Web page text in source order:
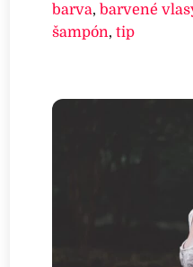
barva,barvené
šampón,tip